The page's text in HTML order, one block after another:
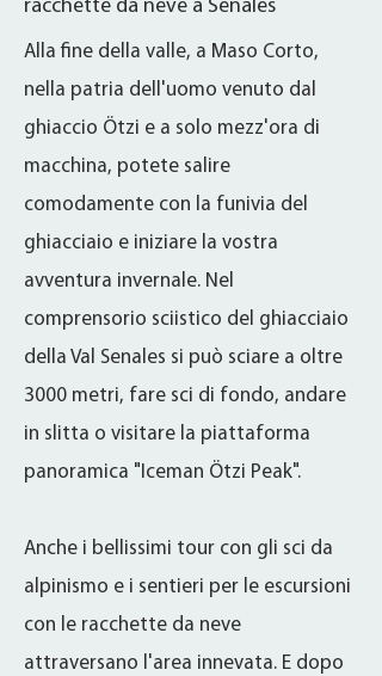
racchette da neve a Senales
Alla fine della valle, a Maso Corto,
nella patria dell'uomo venuto dal
ghiaccio Ötzi e a solo mezz'ora di
macchina, potete salire
comodamente con la funivia del
ghiacciaio e iniziare la vostra
avventura invernale. Nel
comprensorio sciistico del ghiacciaio
della Val Senales si può sciare a oltre
3000 metri, fare sci di fondo, andare
in slitta o visitare la piattaforma
panoramica "Iceman Ötzi Peak".
Anche i bellissimi tour con gli sci da
alpinismo e i sentieri per le escursioni
con le racchette da neve
attraversano l'area innevata. E dopo